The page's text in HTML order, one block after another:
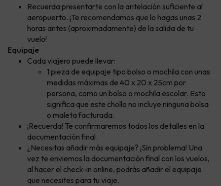
Recuerda presentarte con la antelación suficiente al
aeropuerto. ¡Te recomendamos que lo hagas unas 2
horas antes (aproximadamente) de la salida de tu
vuelo!
Equipaje
Cada viajero puede llevar:
1 pieza de equipaje tipo bolso o mochila con unas
medidas máximas de 40 x 20 x 25cm por
persona, como un bolso o mochila escolar. Esto
significa que este chollo no incluye ninguna bolsa
o maleta facturada.
¡Recuerda! Te confirmaremos todos los detalles en la
documentación final.
¿Necesitas añadir más equipaje? ¡Sin problema! Una
vez te enviemos la documentación final con los vuelos,
al hacer el check-in online, podrás añadir el equipaje
que necesites para tu viaje.